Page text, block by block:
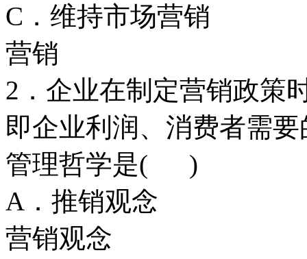
C．维持市场
营销
2．企业在制定营销政策
即企业利润、消费者需
管理哲学是( )
A．推销观
营销观念